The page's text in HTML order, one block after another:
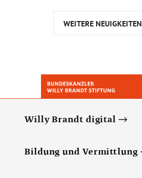
WEITERE NEUIGKEITEN
Willy Brandt digital
Bildung und Vermittlung